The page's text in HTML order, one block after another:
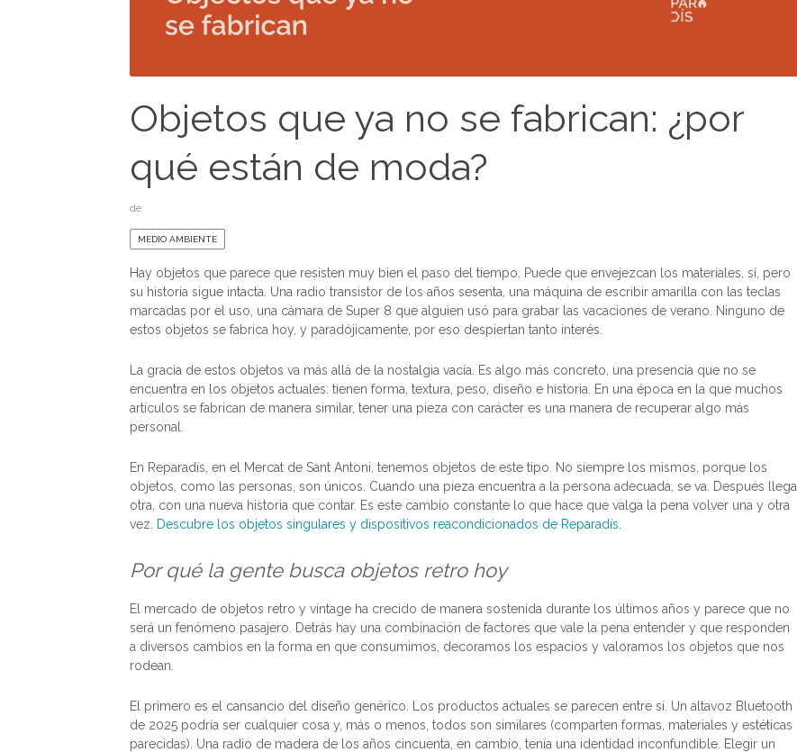
Objetos que ya no se fabrican: ¿por
qué están de moda?
de
MEDIO AMBIENTE
Hay objetos que parece que resisten muy bien el paso del tiempo. Puede que envejezcan los materiales, sí, pero
su historia sigue intacta. Una radio transistor de los años sesenta, una máquina de escribir amarilla con las teclas
marcadas por el uso, una cámara de Super 8 que alguien usó para grabar las vacaciones de verano. Ninguno de
estos objetos se fabrica hoy, y paradójicamente, por eso despiertan tanto interés.
La gracia de estos objetos va más allá de la nostalgia vacía. Es algo más concreto, una presencia que no se
encuentra en los objetos actuales: tienen forma, textura, peso, diseño e historia. En una época en la que muchos
artículos se fabrican de manera similar, tener una pieza con carácter es una manera de recuperar algo más
personal.
En Reparadís, en el Mercat de Sant Antoni, tenemos objetos de este tipo. No siempre los mismos, porque los
objetos, como las personas, son únicos. Cuando una pieza encuentra a la persona adecuada, se va. Después llega
otra, con una nueva historia que contar. Es este cambio constante lo que hace que valga la pena volver una y otra
vez.
Descubre los objetos singulares y dispositivos reacondicionados de Reparadís
Por qué la gente busca objetos retro hoy
El mercado de objetos retro y vintage ha crecido de manera sostenida durante los últimos años y parece que no
será un fenómeno pasajero. Detrás hay una combinación de factores que vale la pena entender y que responden
a diversos cambios en la forma en que consumimos, decoramos los espacios y valoramos los objetos que nos
rodean.
El primero es el cansancio del diseño genérico. Los productos actuales se parecen entre sí. Un altavoz Bluetooth
de 2025 podría ser cualquier cosa y, más o menos, todos son similares (comparten formas, materiales y estéticas
parecidas). Una radio de madera de los años cincuenta, en cambio, tenía una identidad inconfundible. Elegir un